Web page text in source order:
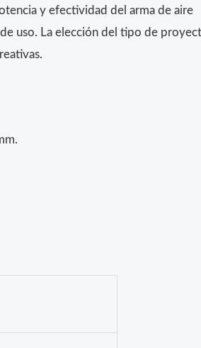
y efectividad del arma de aire
uso. La elección del tipo de